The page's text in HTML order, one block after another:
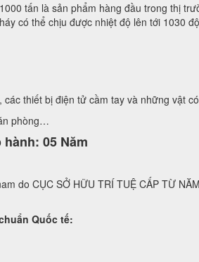
tấn là sản phẩm hàng đầu trong thị
có thể chịu được nhiệt độ lên tới 1030
thiết bị điện tử cầm tay và những vật
phòng…
05 Năm
do CỤC SỞ HỮU TRÍ TUỆ CẤP TỪ
Quốc tế: